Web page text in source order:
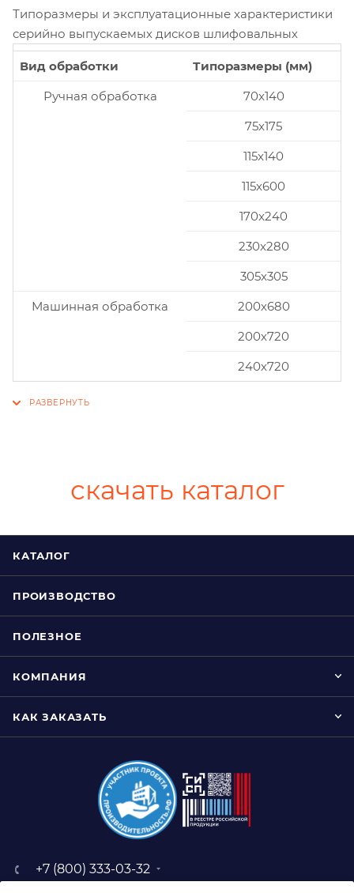
Типоразмеры и эксплуатационные характеристики
серийно выпускаемых дисков шлифовальных
Вид обработки
Типоразмеры (мм)
Ручная обработка
70x140
75x175
115x140
115x600
170x240
230x280
305x305
Машинная обработка
200х680
200х720
240х720
скачать каталог
КАТАЛОГ
ПРОИЗВОДСТВО
ПОЛЕЗНОЕ
КОМПАНИЯ
КАК ЗАКАЗАТЬ
+7 (800) 333-03-32